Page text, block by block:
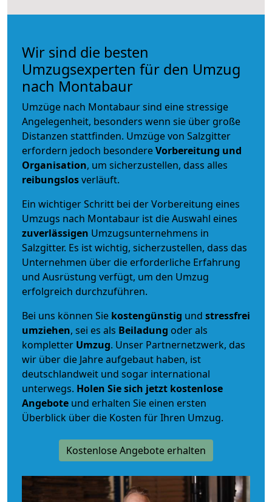
Wir sind die besten
Umzugsexperten für den Umzug
nach Montabaur
Umzüge nach Montabaur sind eine stressige
Angelegenheit, besonders wenn sie über große
Distanzen stattfinden. Umzüge von Salzgitter
erfordern jedoch besondereVorbereitung und
Organisation, um sicherzustellen, dass alles
reibungslosverläuft.
Ein wichtiger Schritt bei der Vorbereitung eines
Umzugs nach Montabaur ist die Auswahl eines
zuverlässigen Umzugsunternehmens in
Salzgitter. Es ist wichtig, sicherzustellen, dass das
Unternehmen über die erforderliche Erfahrung
und Ausrüstung verfügt, um den Umzug
erfolgreich durchzuführen.
Bei uns können Sie kostengünstig und stressfrei
umziehen, sei es als Beiladung oder als
kompletter Umzug. Unser Partnernetzwerk, das
wir über die Jahre aufgebaut haben, ist
deutschlandweit und sogar international
unterwegs. Holen Sie sich jetzt kostenlose
Angebote und erhalten Sie einen ersten
Überblick über die Kosten für Ihren Umzug.
Kostenlose Angebote erhalten